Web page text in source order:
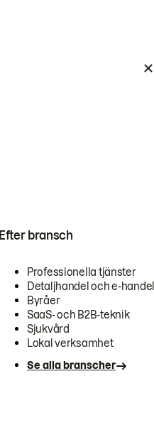
Efter bransch
Professionella tjänster
Detaljhandel och e-handel
Byråer
SaaS- och B2B-teknik
Sjukvård
Lokal verksamhet
Se alla branscher